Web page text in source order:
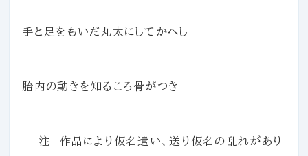
手と足をもいだ丸太にしてかへし
胎内の動きを知るころ骨がつき
注 作品により仮名遣い、送り仮名の乱れがあり